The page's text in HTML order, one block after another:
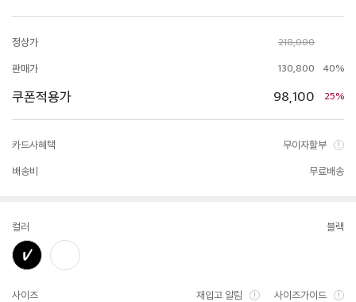
정상가 218,000
판매가 130,800 40%
쿠폰적용가 98,100 25%
카드사혜택 무이자할부
배송비 무료배송
컬러 블랙
사이즈 재입고 알림 사이즈가이드